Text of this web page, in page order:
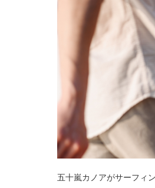
五十嵐カノアがサーフィ